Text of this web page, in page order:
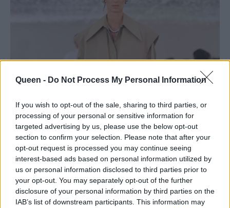
Queen - Do Not Process My Personal Information
If you wish to opt-out of the sale, sharing to third parties, or
processing of your personal or sensitive information for
targeted advertising by us, please use the below opt-out
section to confirm your selection. Please note that after your
opt-out request is processed you may continue seeing
interest-based ads based on personal information utilized by
us or personal information disclosed to third parties prior to
your opt-out. You may separately opt-out of the further
disclosure of your personal information by third parties on the
IAB’s list of downstream participants. This information may